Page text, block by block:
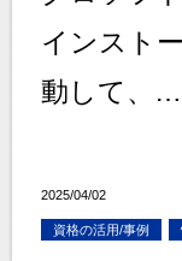
インスト
動して、…
2025/04/02
資格の活用/事例